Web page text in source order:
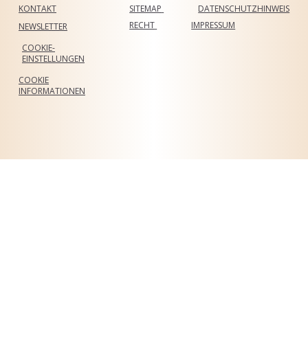
KONTAKT
SITEMAP
NEWSLETTER
DATENSCHUTZHINWEIS
COOKIE-
EINSTELLUNGEN
RECHT
COOKIE
INFORMATIONEN
IMPRESSUM